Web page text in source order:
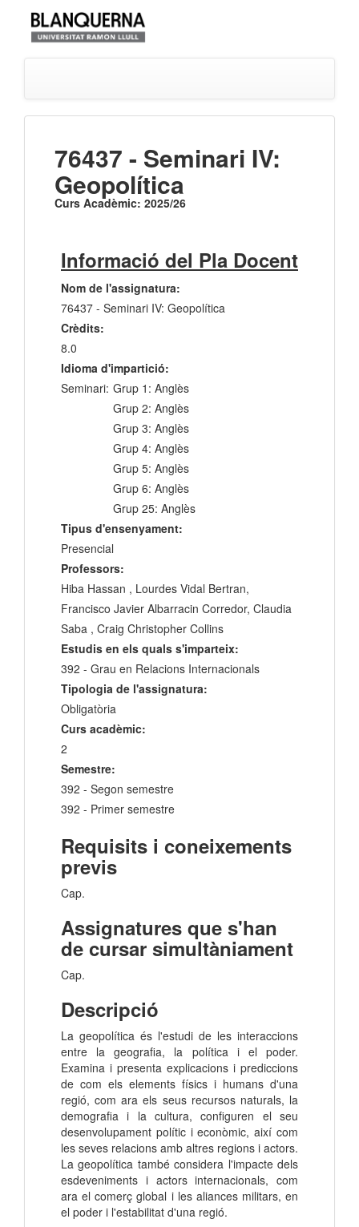
76437 - Seminari IV:
Geopolítica
Curs Acadèmic: 2025/26
Informació del Pla Docent
Nom de l'assignatura:
76437 - Seminari IV: Geopolítica
Crèdits:
8.0
Idioma d'impartició:
Seminari: Grup 1: Anglès
Grup 2: Anglès
Grup 3: Anglès
Grup 4: Anglès
Grup 5: Anglès
Grup 6: Anglès
Grup 25: Anglès
Tipus d'ensenyament:
Presencial
Professors:
Hiba Hassan , Lourdes Vidal Bertran,
Francisco Javier Albarracin Corredor, Claudia
Saba , Craig Christopher Collins
Estudis en els quals s'imparteix:
392 - Grau en Relacions Internacionals
Tipologia de l'assignatura:
Obligatòria
Curs acadèmic:
2
Semestre:
392 - Segon semestre
392 - Primer semestre
Requisits i coneixements
previs
Cap.
Assignatures que s'han
de cursar simultàniament
Cap.
Descripció
La geopolítica és l'estudi de les interaccions
entre la geografia, la política i el poder.
Examina i presenta explicacions i prediccions
de com els elements físics i humans d'una
regió, com ara els seus recursos naturals, la
demografia i la cultura, configuren el seu
desenvolupament polític i econòmic, així com
les seves relacions amb altres regions i actors.
La geopolítica també considera l'impacte dels
esdeveniments i actors internacionals, com
ara el comerç global i les aliances militars, en
el poder i l'estabilitat d'una regió.